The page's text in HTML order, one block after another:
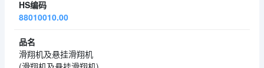
88010010.00
滑翔机及悬挂滑翔机